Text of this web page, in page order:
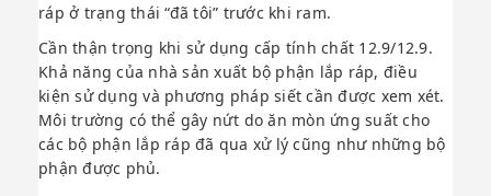
ráp ở trạng thái “đã tôi” trước khi ram.
Cần thận trọng khi sử dụng cấp tính chất 12.9/12.9.
Khả năng của nhà sản xuất bộ phận lắp ráp, điều
kiện sử dụng và phương pháp siết cần được xem xét.
Môi trường có thể gây nứt do ăn mòn ứng suất cho
các bộ phận lắp ráp đã qua xử lý cũng như những bộ
phận được phủ.